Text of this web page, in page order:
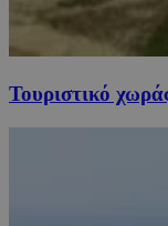
Τουριστικό